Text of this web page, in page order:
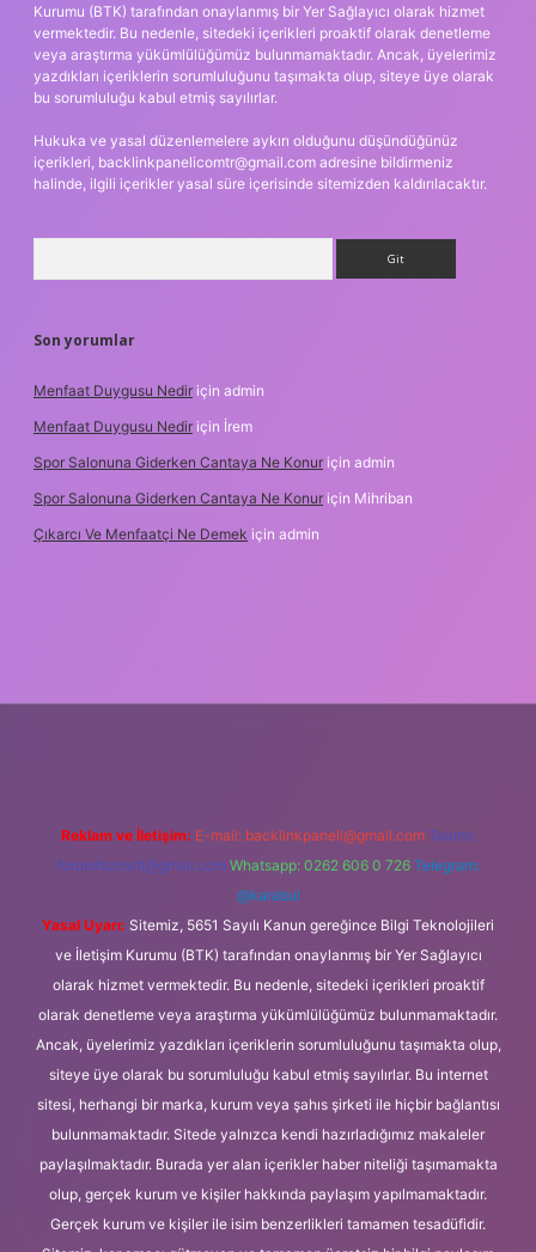
Kurumu (BTK) tarafından onaylanmış bir Yer Sağlayıcı olarak hizmet
vermektedir. Bu nedenle, sitedeki içerikleri proaktif olarak denetleme
veya araştırma yükümlülüğümüz bulunmamaktadır. Ancak, üyelerimiz
yazdıkları içeriklerin sorumluluğunu taşımakta olup, siteye üye olarak
bu sorumluluğu kabul etmiş sayılırlar.
Hukuka ve yasal düzenlemelere aykırı olduğunu düşündüğünüz
içerikleri, backlinkpanelicomtr@gmail.com adresine bildirmeniz
halinde, ilgili içerikler yasal süre içerisinde sitemizden kaldırılacaktır.
Son yorumlar
Menfaat Duygusu Nedir için admin
Menfaat Duygusu Nedir için İrem
Spor Salonuna Giderken Cantaya Ne Konur için admin
Spor Salonuna Giderken Cantaya Ne Konur için Mihriban
Çıkarcı Ve Menfaatçi Ne Demek için admin
Reklam ve İletişim: E-mail: backlinkpaneli@gmail.com Teams:
forumhizmeti@gmail.com Whatsapp: 0262 606 0 726 Telegram:
@karabul
Yasal Uyarı: Sitemiz, 5651 Sayılı Kanun gereğince Bilgi Teknolojileri
ve İletişim Kurumu (BTK) tarafından onaylanmış bir Yer Sağlayıcı
olarak hizmet vermektedir. Bu nedenle, sitedeki içerikleri proaktif
olarak denetleme veya araştırma yükümlülüğümüz bulunmamaktadır.
Ancak, üyelerimiz yazdıkları içeriklerin sorumluluğunu taşımakta olup,
siteye üye olarak bu sorumluluğu kabul etmiş sayılırlar. Bu internet
sitesi, herhangi bir marka, kurum veya şahıs şirketi ile hiçbir bağlantısı
bulunmamaktadır. Sitede yalnızca kendi hazırladığımız makaleler
paylaşılmaktadır. Burada yer alan içerikler haber niteliği taşımamakta
olup, gerçek kurum ve kişiler hakkında paylaşım yapılmamaktadır.
Gerçek kurum ve kişiler ile isim benzerlikleri tamamen tesadüfidir.